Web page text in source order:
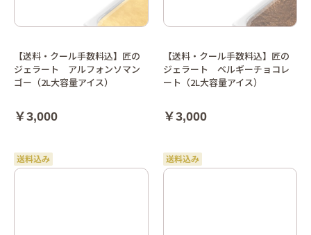
【送料・クール手数料込】匠の
ジェラート アルフォンソマン
ゴー（2L大容量アイス）
￥3,000
【送料・クール手数料込】匠の
ジェラート ベルギーチョコレ
ート（2L大容量アイス）
￥3,000